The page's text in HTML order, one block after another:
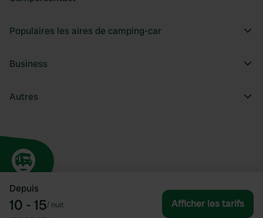
Depuis
10 - 15/ nuit Afficher les tarifs
Populaires les aires de camping-car
Business
Autres